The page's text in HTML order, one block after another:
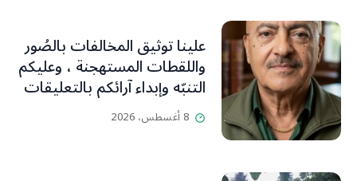
علينا توثيق المخالفات بالصُور
واللقطات المستهجنة ، وعليكم
التنبّه وإبداء آرائكم بالتعليقات
(جورج صبّاغ)
8 أغسطس، 2026